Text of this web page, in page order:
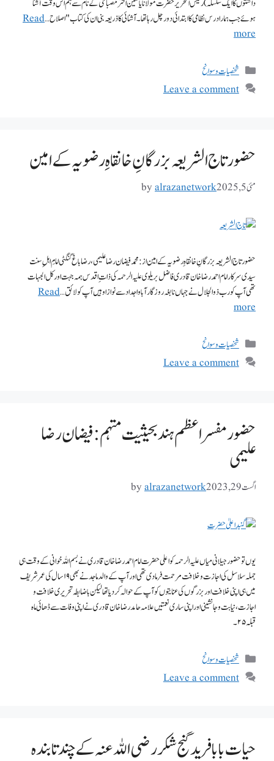
داشتوں کا ایک سلسلہ) رئیس التحریر حضرت مولانا یاسین اختر مصباحی کے نام سے ہم اس وقت آشنا
ہوئے جب ہمارا درس نظامی کا ابتدائی دور چل رہا تھا۔آشنائی کا ذریعہ بنی ان کی کتاب "اصلاح …Read
more
شخصیات وسوانح
Leave a comment
حضور تاج الشریعہ بزرگانِ خانقاہِ رضویہ کے امین
مئی 5, 2025 byalrazanetwork
حضور تاج الشریعہ بزرگانِ خانقاہِ رضویہ کے امین از: محمد فیضان رضا علیمی، رضاباغ گنگٹی امامِ اہلِ سنت
سیدی سرکار امام احمد رضا خان قادری فاضل بریلوی علیہ الرحمہ کی ذات ِاقدس ہمہ جہت اور کل الجہات
تھی آپ کو رب ذوالجلال نے جہاں نابغہ روزگار آبا و اجداد سے نوازا وہیں آپ کو لائق …Read
more
شخصیات وسوانح
Leave a comment
حضور مفسر اعظم ہند بحیثیت مہتمم: فیضان رضا
علیمی
اگست 29, 2023 byalrazanetwork
یوں تو حضور جیلانی میاں علیہ الرحمہ کو اعلی حضرت امام احمد رضا خان قادری نے بسم اللہ خوانی کے وقت ہی
جملہ سلاسل کی اجازت و خلافت مرحمت فرما دی تھی اور آپ کے والد ماجد نے بھی ۱۹ سال کی عمر شریف
میں ہی اپنی خلافت اور بزرگوں کی عنایتوں کو آپ کے حوالہ کر دیا تھا لیکن باضابطہ تحریر ی خلافت و
اجازت ، نیابت و جانشینی اور اپنی ساری نعمتیں علامہ حامد رضا خان قادری نے اپنی وفات سے ڈھائی ماہ
قبلہ ۲۵۔
شخصیات وسوانح
Leave a comment
حیات بابا فرید گنج شکر رضی اللہ عنہ کے چند تابندہ